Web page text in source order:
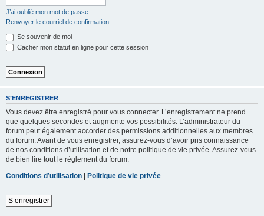
J’ai oublié mon mot de passe
Renvoyer le courriel de confirmation
Se souvenir de moi
Cacher mon statut en ligne pour cette session
S’ENREGISTRER
Vous devez être enregistré pour vous connecter. L’enregistrement ne prend
que quelques secondes et augmente vos possibilités. L’administrateur du
forum peut également accorder des permissions additionnelles aux membres
du forum. Avant de vous enregistrer, assurez-vous d’avoir pris connaissance
de nos conditions d’utilisation et de notre politique de vie privée. Assurez-vous
de bien lire tout le règlement du forum.
Conditions d’utilisation | Politique de vie privée
S’enregistrer